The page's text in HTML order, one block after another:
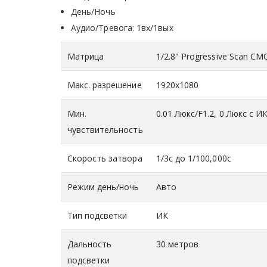
День/Ночь
Аудио/Тревога: 1вх/1вых
Матрица 1/2.8" Progressive Scan
Макс. разрешение 1920x1080
Мин.
чувствительность
0.01 Люкс/F1.2, 0 Люкс с
Скорость затвора 1/3с до 1/100,000с
Режим день/ночь Авто
Тип подсветки ИК
Дальность
подсветки
30 метров